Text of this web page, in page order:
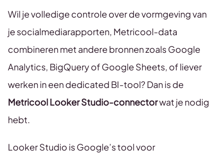
Wil je volledige controle over de vormgeving van
je socialmediarapporten, Metricool-data
combineren met andere bronnen zoals Google
Analytics, BigQuery of Google Sheets, of liever
werken in een dedicated BI-tool? Dan is de
Metricool Looker Studio-connectorwat je nodig
hebt.
Looker Studio is Google’s tool voor